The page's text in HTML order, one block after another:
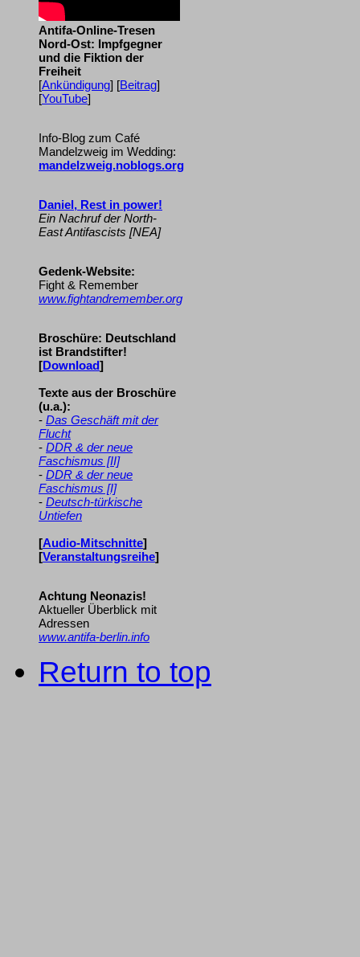
Antifa-Online-Tresen
Nord-Ost: Impfgegner
und die Fiktion der
Freiheit
[Ankündigung] [Beitrag]
[YouTube]
Info-Blog zum Café
Mandelzweig im Wedding:
mandelzweig.noblogs.org
Daniel, Rest in power!
Ein Nachruf der North-
East Antifascists [NEA]
Gedenk-Website:
Fight & Remember
www.fightandremember.org
Broschüre: Deutschland
ist Brandstifter!
[Download]
Texte aus der Broschüre
(u.a.):
- Das Geschäft mit der
Flucht
- DDR & der neue
Faschismus [II]
- DDR & der neue
Faschismus [I]
- Deutsch-türkische
Untiefen
[Audio-Mitschnitte]
[Veranstaltungsreihe]
Achtung Neonazis!
Aktueller Überblick mit
Adressen
www.antifa-berlin.info
Return to top